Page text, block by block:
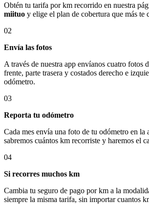
Obtén tu tarifa por km recorrido en nuestra
miituo y elige el plan de cobertura que más te
02
Envía las fotos
A través de nuestra app envíanos cuatro fotos
frente, parte trasera y costados derecho e
odómetro.
03
Reporta tu odómetro
Cada mes envía una foto de tu odómetro en la
sabremos cuántos km recorriste y haremos el
04
Si recorres muchos km
Cambia tu seguro de pago por km a la
siempre la misma tarifa, sin importar cuantos